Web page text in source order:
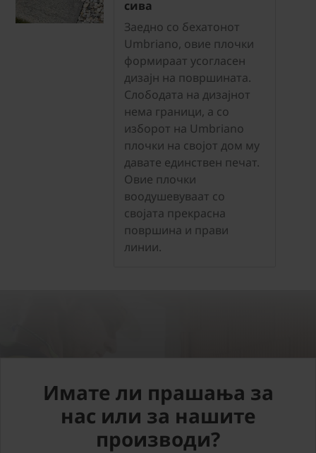
сива
Заедно со бехатонот
Umbriano, овие плочки
формираат усогласен
дизајн на површината.
Слободата на дизајнот
нема граници, а со
изборот на Umbriano
плочки на својот дом му
давате единствен печат.
Овие плочки
воодушевуваат со
својата прекрасна
површина и прави
линии.
Имате ли прашања за
нас или за нашите
производи?